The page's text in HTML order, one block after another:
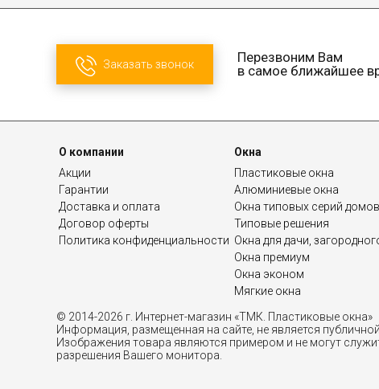
Заказать звонок
Перезвоним Вам
в самое ближайшее
О компании
Акции
Гарантии
Доставка и оплата
Договор оферты
Политика конфиденциальности
Окна
Пластиковые окна
Алюминиевые окна
Окна типовых серий домов
Типовые решения
Окна для дачи,
Окна премиум
Окна эконом
Мягкие окна
© 2014-2026 г. Интернет-магазин «ТМК. Пластиковые окна»
Информация, размещенная на сайте, не является
Изображения товара являются примером и не могут
разрешения Вашего монитора.